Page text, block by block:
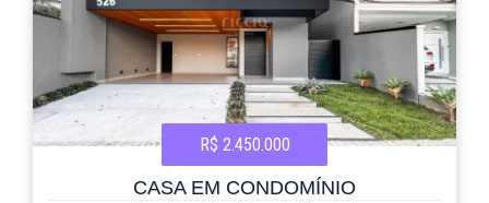
R$ 2.450.000
CASA EM CONDOMÍNIO